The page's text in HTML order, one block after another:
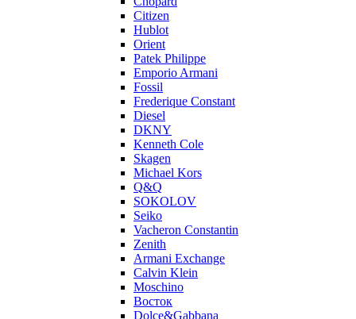
Citizen
Hublot
Orient
Patek Philippe
Emporio Armani
Fossil
Frederique Constant
Diesel
DKNY
Kenneth Cole
Skagen
Michael Kors
Q&Q
SOKOLOV
Seiko
Vacheron Constantin
Zenith
Armani Exchange
Calvin Klein
Moschino
Восток
Dolce&Gabbana